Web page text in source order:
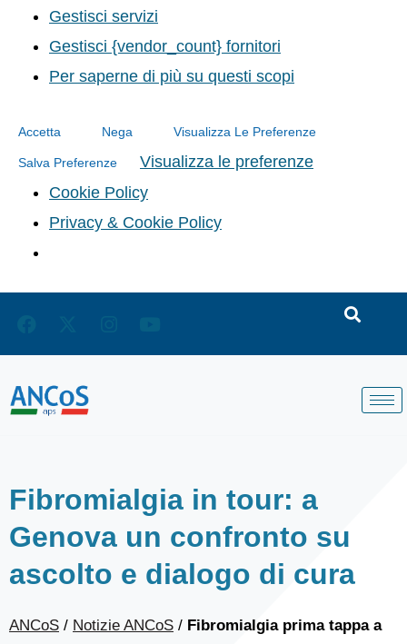
Gestisci servizi
Gestisci {vendor_count} fornitori
Per saperne di più su questi scopi
Accetta Nega Visualizza Le Preferenze
Salva Preferenze
Visualizza le preferenze
Cookie Policy
Privacy & Cookie Policy
Fibromialgia in tour: a
Genova un confronto su
ascolto e dialogo di cura
ANCoS / Notizie ANCoS / Fibromialgia prima tappa a